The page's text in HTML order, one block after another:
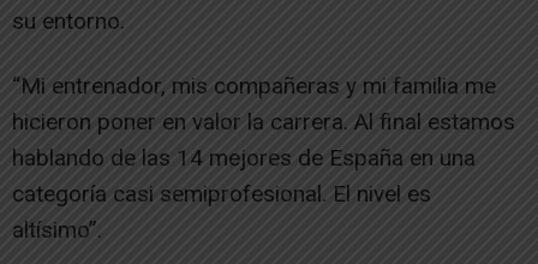
su entorno.
“Mi entrenador, mis compañeras y mi familia me
hicieron poner en valor la carrera. Al final estamos
hablando de las 14 mejores de España en una
categoría casi semiprofesional. El nivel es
altísimo”.